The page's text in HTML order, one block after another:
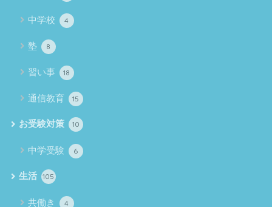
中学校 4
塾 8
習い事 18
通信教育 15
お受験対策 10
中学受験 6
生活 105
共働き 4